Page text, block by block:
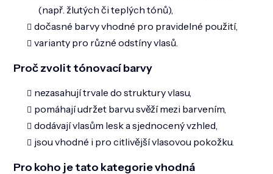
(např. žlutých či teplých tónů),
dočasné barvy vhodné pro pravidelné použití,
varianty pro různé odstíny vlasů.
Proč zvolit tónovací barvy
nezasahují trvale do struktury vlasu,
pomáhají udržet barvu svěží mezi barvením,
dodávají vlasům lesk a sjednocený vzhled,
jsou vhodné i pro citlivější vlasovou pokožku.
Pro koho je tato kategorie vhodná